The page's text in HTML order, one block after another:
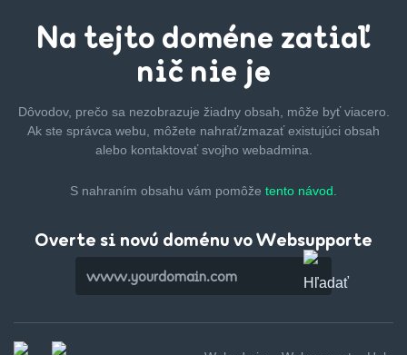
Na tejto doméne zatiaľ
nič nie je
Dôvodov, prečo sa nezobrazuje žiadny obsah, môže byťviacero.
Ak ste správca webu, môžete nahrať/zmazaťexistujúci obsah
alebo kontaktovať svojho webadmina.
S nahraním obsahu vám pomôže tento návod.
Overte si novú doménu vo Websupporte